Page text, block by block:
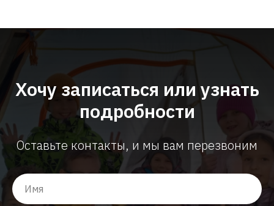
Хочу записаться или узнать
подробности
Оставьте контакты, и мы вам перезвоним